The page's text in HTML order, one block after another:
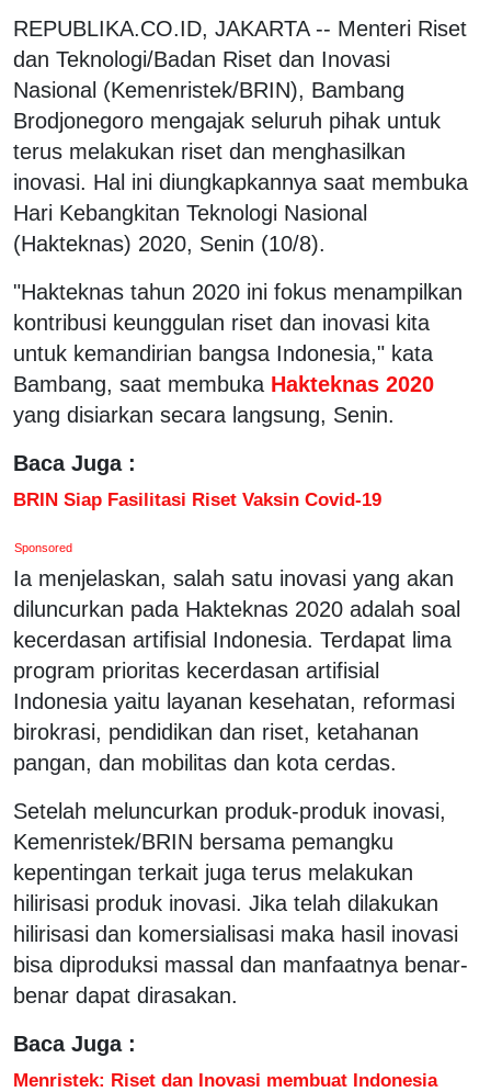
REPUBLIKA.CO.ID, JAKARTA -- Menteri Riset
dan Teknologi/Badan Riset dan Inovasi
Nasional (Kemenristek/BRIN), Bambang
Brodjonegoro mengajak seluruh pihak untuk
terus melakukan riset dan menghasilkan
inovasi. Hal ini diungkapkannya saat membuka
Hari Kebangkitan Teknologi Nasional
(Hakteknas) 2020, Senin (10/8).
"Hakteknas tahun 2020 ini fokus menampilkan
kontribusi keunggulan riset dan inovasi kita
untuk kemandirian bangsa Indonesia," kata
Bambang, saat membuka Hakteknas 2020
yang disiarkan secara langsung, Senin.
Baca Juga :
BRIN Siap Fasilitasi Riset Vaksin Covid-19
Sponsored
Ia menjelaskan, salah satu inovasi yang akan
diluncurkan pada Hakteknas 2020 adalah soal
kecerdasan artifisial Indonesia. Terdapat lima
program prioritas kecerdasan artifisial
Indonesia yaitu layanan kesehatan, reformasi
birokrasi, pendidikan dan riset, ketahanan
pangan, dan mobilitas dan kota cerdas.
Setelah meluncurkan produk-produk inovasi,
Kemenristek/BRIN bersama pemangku
kepentingan terkait juga terus melakukan
hilirisasi produk inovasi. Jika telah dilakukan
hilirisasi dan komersialisasi maka hasil inovasi
bisa diproduksi massal dan manfaatnya benar-
benar dapat dirasakan.
Baca Juga :
Menristek: Riset dan Inovasi membuat Indonesia